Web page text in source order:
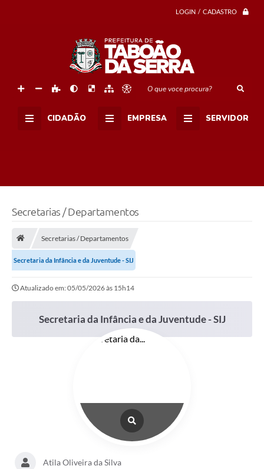
LOGIN / CADASTRO
O que voce procura?
CIDADÃO EMPRESA SERVIDOR
Secretarias / Departamentos
Secretarias / Departamentos
Secretaria da Infância e da Juventude - SIJ
Atualizado em: 05/05/2026 às 15h14
Secretaria da Infância e da Juventude - SIJ
Atila Oliveira da Silva